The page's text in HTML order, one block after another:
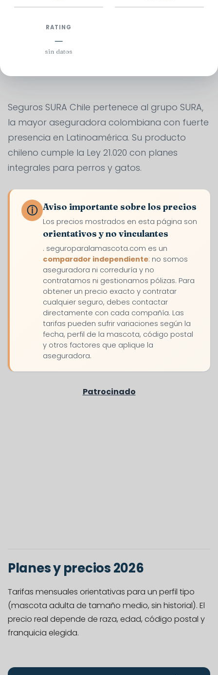
RATING
—
sin datos
Seguros SURA Chile pertenece al grupo SURA,
la mayor aseguradora colombiana con fuerte
presencia en Latinoamérica. Su producto
chileno cumple la Ley 21.020 con planes
integrales para perros y gatos.
ⓘ Aviso importante sobre los precios
Los precios mostrados en esta página son
orientativos y no vinculantes
. seguroparalamascota.com es un
comparador independiente: no somos
aseguradora ni correduría y no
contratamos ni gestionamos pólizas. Para
obtener un precio exacto y contratar
cualquier seguro, debes contactar
directamente con cada compañía. Las
tarifas pueden sufrir variaciones según la
fecha, perfil de la mascota, código postal
y otros factores que aplique la
aseguradora.
Planes y precios 2026
Tarifas mensuales orientativas para un perfil tipo
(mascota adulta de tamaño medio, sin historial). El
precio real depende de raza, edad, código postal y
franquicia elegida.